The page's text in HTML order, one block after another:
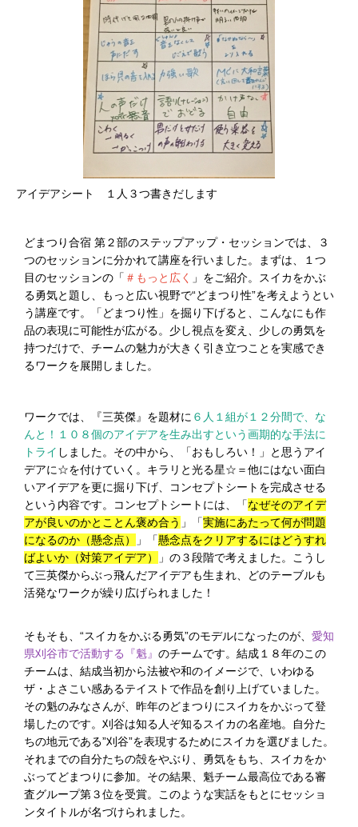
アイデアシート １人３つ書きだします
どまつり合宿 第２部のステップアップ・セッションでは、３
つのセッションに分かれて講座を行いました。まずは、１つ
目のセッションの「 ＃もっと広く
」をご紹介。スイカをかぶ
る勇気と題し、もっと広い視野で“どまつり性”を考えようとい
う講座です。「どまつり性」を掘り下げると、こんなにも作
品の表現に可能性が広がる。少し視点を変え、少しの勇気を
持つだけで、チームの魅力が大きく引き立つことを実感でき
るワークを展開しました。
ワークでは、『三英傑』を題材に ６人１組が１２分間で、な
んと！１０８個のアイデアを生み出すという画期的な手法に
トライ しました。その中から、「おもしろい！」と思うアイ
デアに☆を付けていく。キラリと光る星☆＝他にはない面白
いアイデアを更に掘り下げ、コンセプトシートを完成させる
という内容です。コンセプトシートには、「なぜそのアイデ
アが良いのかとことん褒め合う 」「実施にあたって何が問題
になるのか（懸念点）
」「懸念点をクリアするにはどうすれ
ばよいか（対策アイデア）
」の３段階で考えました。こうし
て三英傑からぶっ飛んだアイデアも生まれ、どのテーブルも
活発なワークが繰り広げられました！
そもそも、“スイカをかぶる勇気”のモデルになったのが、 愛知
県刈谷市で活動する『魁』 のチームです。結成１８年のこの
チームは、結成当初から法被や和のイメージで、いわゆる
ザ・よさこい感あるテイストで作品を創り上げていました。
その魁のみなさんが、昨年のどまつりにスイカをかぶって登
場したのです。刈谷は知る人ぞ知るスイカの名産地。自分た
ちの地元である”刈谷”を表現するためにスイカを選びました。
それまでの自分たちの殻をやぶり、勇気をもち、スイカをか
ぶってどまつりに参加。その結果、魁チーム最高位である審
査グループ第３位を受賞。このような実話をもとにセッショ
ンタイトルが名づけられました。